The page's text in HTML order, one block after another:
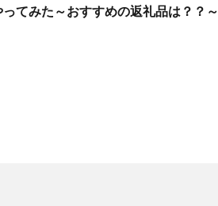
てみた～おすすめの返礼品は？？～